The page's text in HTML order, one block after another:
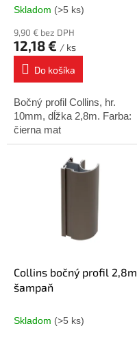
Skladom (>5 ks)
9,90 € bez DPH
12,18 € / ks
Do košíka
Bočný profil Collins, hr.
10mm, dĺžka 2,8m. Farba:
čierna mat
Collins bočný profil 2,8m
šampaň
Skladom (>5 ks)